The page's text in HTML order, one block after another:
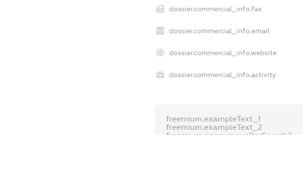
dossier.commercial_info.fax
dossier.commercial_info.email
dossier.commercial_info.website
dossier.commercial_info.activity
freemium.exampleText_1
freemium.exampleText_2
freemium.anonymousPerSearch2